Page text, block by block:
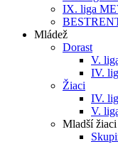
IX. liga
Mládež
Dorast
V.
IV.
Žiaci
IV.
V.
Mladší žiaci